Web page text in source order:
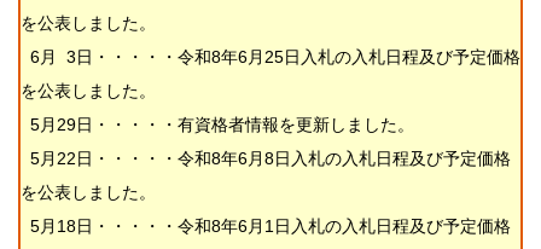
を公表しました。
6月 3日 ・・・・・令和8年6月25日入札の入札日程及び予定価格
を公表しました。
5月29日・・・・・有資格者情報を更新しました。
5月22日・・・・・令和8年6月8日入札の入札日程及び予定価格
を公表しました。
5月18日・・・・・ 令和8年6月1日入札の入札日程及び予定価格